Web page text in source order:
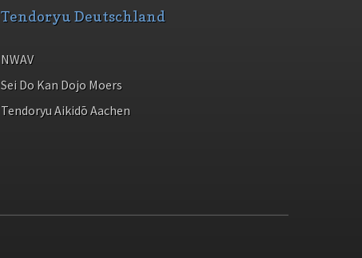
Tendoryu Deutschland
NWAV
Sei Do Kan Dojo Moers
Tendoryu Aikidō Aachen